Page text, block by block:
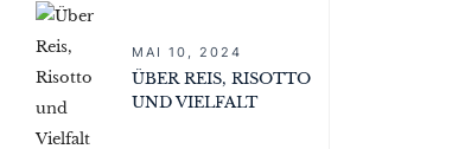
MAI 10, 2024
ÜBER REIS, RISOTTO
UND VIELFALT